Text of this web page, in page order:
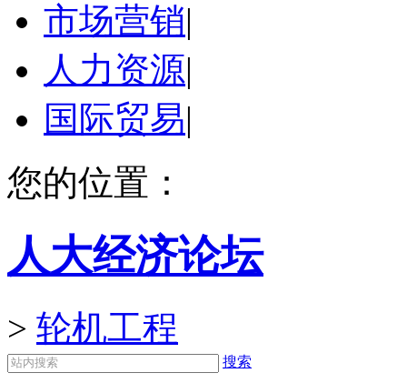
市场营销|
人力资源|
国际贸易|
您的位置：
人大经济论坛
> 轮机工程
搜索